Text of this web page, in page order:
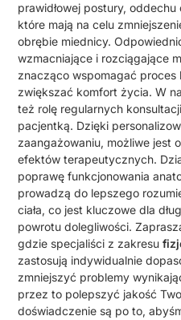
prawidłowej postury,
które mają na celu
obrębie miednicy.
wzmacniające i rozciągające
znacząco wspomagać proces
zwiększać komfort życia. W
też rolę regularnych
pacjentką. Dzięki
zaangażowaniu, możliwe jest
efektów terapeutycznych.
poprawę funkcjonowania
prowadzą do lepszego
ciała, co jest kluczowe dla
powrotu dolegliwości.
gdzie specjaliści z zakresu
zastosują indywidualnie
zmniejszyć problemy
przez to polepszyć jakość
doświadczenie są po to,